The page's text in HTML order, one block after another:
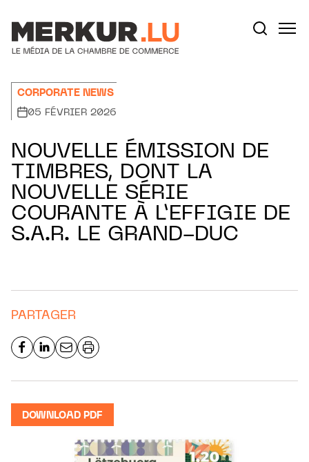
CORPORATE NEWS
05 FÉVRIER 2026
NOUVELLE ÉMISSION DE
TIMBRES, DONT LA
NOUVELLE SÉRIE
COURANTE À L’EFFIGIE DE
S.A.R. LE GRAND-DUC
PARTAGER
DOWNLOAD PDF